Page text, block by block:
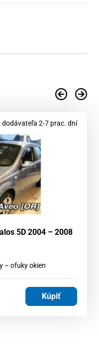
dodávateľa 2-7 prac. dní
5D 2004 – 2008
– ofuky okien
Kúpiť